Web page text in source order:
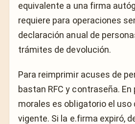
equivalente a una firma
requiere para operaciones
declaración anual de
trámites de devolución.
Para reimprimir acuses de
bastan RFC y contraseña. En
morales es obligatorio el uso
vigente. Si la e.firma expiró,